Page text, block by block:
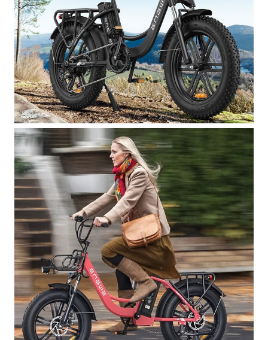
Versatilità:Perfetta sia per la città che per le
escursioni fuori porta.
Potenza:Il potente motore ti permette di affrontare
qualsiasi salita con facilità.
Comfort:Le sospensioni e i pneumatici fat
garantiscono una guida confortevole su qualsiasi
terreno.
Robustezza:Costruita con materiali di alta qualità per
garantire una lunga durata.
Autonomia:La batteria ad alta capacità ti permette di
affrontare lunghe percorrenze.
Ideale per:
Avventurieri:Esplora nuovi sentieri e terreni
accidentati.
Amanti dell'off-road:Affronta qualsiasi tipo di terreno
con facilità.
Chi cerca un'e-bike potente e versatile:L'ENGWE
L20 è la scelta perfetta.
ENGWE:Un marchio sinonimo di qualità e innovazione nel